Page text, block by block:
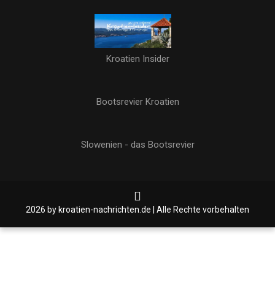
Kroatien Insider
Bootsrevier Kroatien
Slowenien - das Bootsrevier
2026 by kroatien-nachrichten.de | Alle Rechte vorbehalten